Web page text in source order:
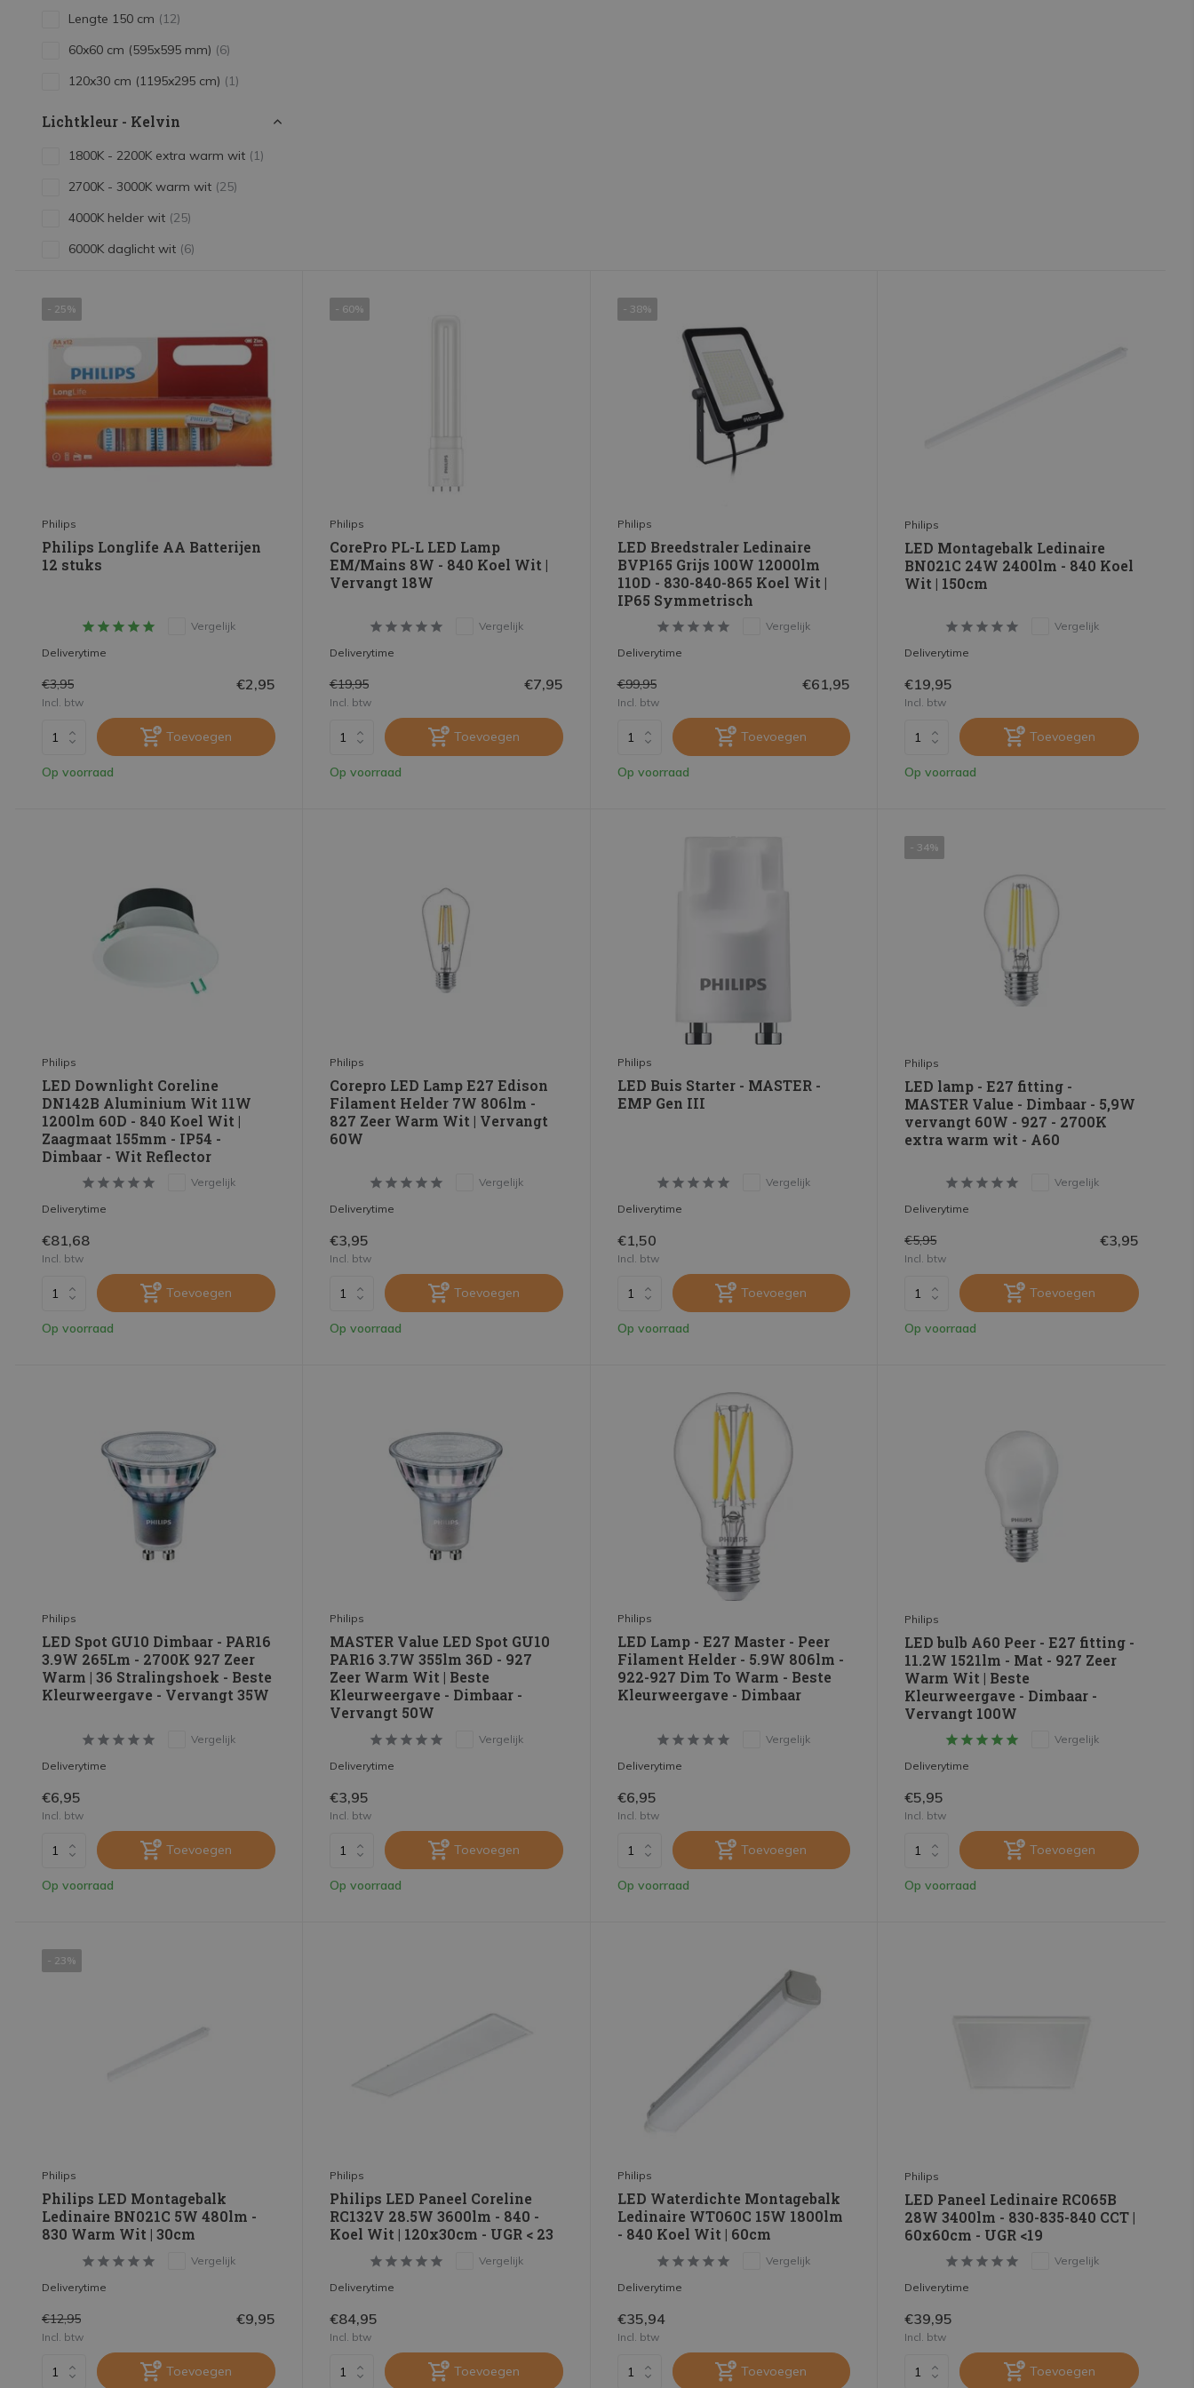
Lengte 150 cm (12)
60x60 cm (595x595 mm) (6)
120x30 cm (1195x295 cm) (1)
Lichtkleur - Kelvin
1800K - 2200K extra warm wit (1)
2700K - 3000K warm wit (25)
4000K helder wit (25)
6000K daglicht wit (6)
4000K - 4500K 840
Toon meer
Verbruik - Wattage
2-5W(24)
6-10W(14)
21-25W(7)
26-30W
- 25%
Philips
Philips Longlife AA Batterijen
12 stuks
Vergelijk
Deliverytime
€3,95 €2,95
Incl. btw
Toevoegen
Op voorraad
- 60%
Philips
CorePro PL-L LED Lamp
EM/Mains 8W - 840 Koel Wit |
Vervangt 18W
Vergelijk
Deliverytime
€19,95 €7,95
Incl. btw
Toevoegen
Op voorraad
- 38%
Philips
LED Breedstraler Ledinaire
BVP165 Grijs 100W 12000lm
110D - 830-840-865 Koel Wit |
IP65 Symmetrisch
Vergelijk
Deliverytime
€99,95 €61,95
Incl. btw
Toevoegen
Op voorraad
Philips
LED Montagebalk Ledinaire
BN021C 24W 2400lm - 840 Koel
Wit | 150cm
Vergelijk
Deliverytime
€19,95
Incl. btw
Toevoegen
Op voorraad
Philips
LED Downlight Coreline
DN142B Aluminium Wit 11W
1200lm 60D - 840 Koel Wit |
Zaagmaat 155mm - IP54 -
Dimbaar - Wit Reflector
Vergelijk
Deliverytime
€81,68
Incl. btw
Toevoegen
Op voorraad
Philips
Corepro LED Lamp E27 Edison
Filament Helder 7W 806lm -
827 Zeer Warm Wit | Vervangt
60W
Vergelijk
Deliverytime
€3,95
Incl. btw
Toevoegen
Op voorraad
Philips
LED Buis Starter - MASTER -
EMP Gen III
Vergelijk
Deliverytime
€1,50
Incl. btw
Toevoegen
Op voorraad
- 34%
Philips
LED lamp - E27 fitting -
MASTER Value - Dimbaar - 5,9W
vervangt 60W - 927 - 2700K
extra warm wit - A60
Vergelijk
Deliverytime
€5,95 €3,95
Incl. btw
Toevoegen
Op voorraad
Philips
LED Spot GU10 Dimbaar - PAR16
3.9W 265Lm - 2700K 927 Zeer
Warm | 36 Stralingshoek - Beste
Kleurweergave - Vervangt 35W
Vergelijk
Deliverytime
€6,95
Incl. btw
Toevoegen
Op voorraad
Philips
MASTER Value LED Spot GU10
PAR16 3.7W 355lm 36D - 927
Zeer Warm Wit | Beste
Kleurweergave - Dimbaar -
Vervangt 50W
Vergelijk
Deliverytime
€3,95
Incl. btw
Toevoegen
Op voorraad
Philips
LED Lamp - E27 Master - Peer
Filament Helder - 5.9W 806lm -
922-927 Dim To Warm - Beste
Kleurweergave - Dimbaar
Vergelijk
Deliverytime
€6,95
Incl. btw
Toevoegen
Op voorraad
Philips
LED bulb A60 Peer - E27 fitting -
11.2W 1521lm - Mat - 927 Zeer
Warm Wit | Beste
Kleurweergave - Dimbaar -
Vervangt 100W
Vergelijk
Deliverytime
€5,95
Incl. btw
Toevoegen
Op voorraad
- 23%
Philips
Philips LED Montagebalk
Ledinaire BN021C 5W 480lm -
830 Warm Wit | 30cm
Vergelijk
Deliverytime
€12,95 €9,95
Incl. btw
Toevoegen
Philips
Philips LED Paneel Coreline
RC132V 28.5W 3600lm - 840 -
Koel Wit | 120x30cm - UGR < 23
Vergelijk
Deliverytime
€84,95
Incl. btw
Toevoegen
Philips
LED Waterdichte Montagebalk
Ledinaire WT060C 15W 1800lm
- 840 Koel Wit | 60cm
Vergelijk
Deliverytime
€35,94
Incl. btw
Toevoegen
Philips
LED Paneel Ledinaire RC065B
28W 3400lm - 830-835-840 CCT |
60x60cm - UGR <19
Vergelijk
Deliverytime
€39,95
Incl. btw
Toevoegen